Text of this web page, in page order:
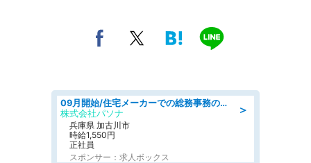
＞
09月開始/住宅メーカーでの総務事務のお仕事/駅近/車通勤可/一般事務/人事労務
株式会社パソナ
兵庫県 加古川市
時給1,550円
正社員
スポンサー：求人ボックス